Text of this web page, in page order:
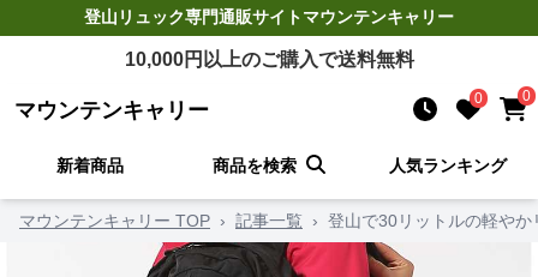
登山リュック専門通販サイトマウンテンキャリー
10,000円以上のご購入で送料無料
マウンテンキャリー 0 0
新着商品 商品を検索 人気ランキング
マウンテンキャリー TOP › 記事一覧 › 登山で30リットルの軽や